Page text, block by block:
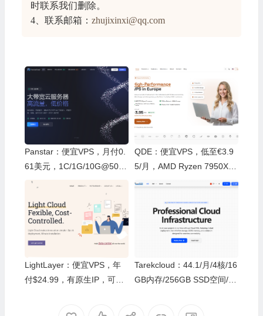
时联系我们删除。
4、联系邮箱： zhujixinxi@qq.com
Panstar：便宜VPS，月付0.
61美元，1C/1G/10G@500
M，512G流量，德国原生I
P，同时支持IPV6和IPV4
QDE：便宜VPS，低至€3.9
5/月，AMD Ryzen 7950X+1
0Gbps，荷兰阿姆斯特丹数
LightLayer：便宜VPS，年
付$24.99，有原生IP，可选
Tarekcloud：44.1/月/4核/16
GB内存/256GB SSD空间/4T